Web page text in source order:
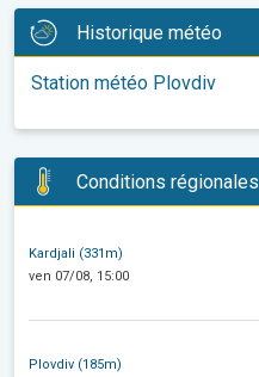
Historique météo
Station météo Plovdiv
Conditions régionales
Kardjali (331m)
ven 07/08, 15:00
Plovdiv (185m)